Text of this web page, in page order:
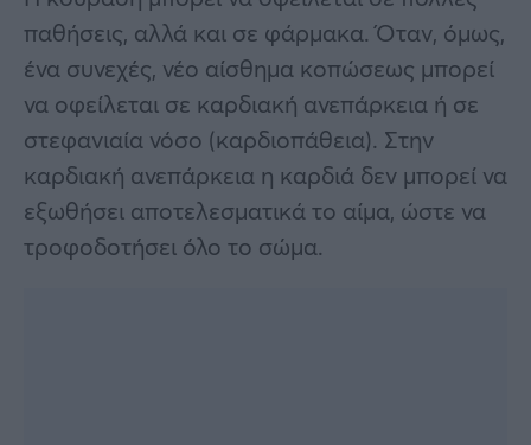
παθήσεις, αλλά και σε φάρμακα. Όταν, όμως,
ένα συνεχές, νέο αίσθημα κοπώσεως μπορεί
να οφείλεται σε καρδιακή ανεπάρκεια ή σε
στεφανιαία νόσο (καρδιοπάθεια). Στην
καρδιακή ανεπάρκεια η καρδιά δεν μπορεί να
εξωθήσει αποτελεσματικά το αίμα, ώστε να
τροφοδοτήσει όλο το σώμα.